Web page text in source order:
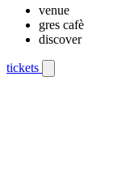
venue
gres cafè
discover
tickets